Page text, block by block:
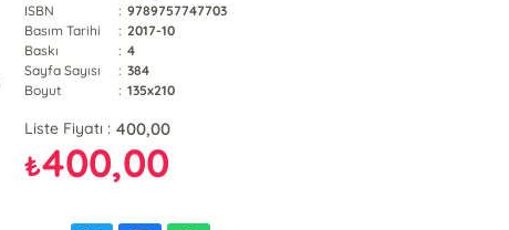
ISBN
: 9789757747703
Basım Tarihi
: 2017-10
Baskı
: 4
Sayfa Sayısı
: 384
Boyut
: 135x210
Liste Fiyatı : 400,00
₺400,00